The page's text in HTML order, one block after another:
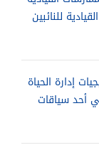
للنائبين
إدارة الحياة
أحد سياقات